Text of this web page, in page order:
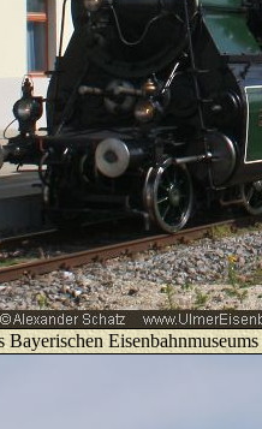
Bayerischen